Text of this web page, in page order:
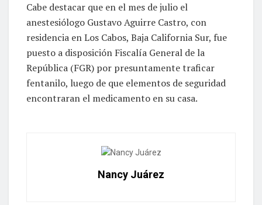
Cabe destacar que en el mes de julio el
anestesiólogo Gustavo Aguirre Castro, con
residencia en Los Cabos, Baja California Sur, fue
puesto a disposición Fiscalía General de la
República (FGR) por presuntamente traficar
fentanilo, luego de que elementos de seguridad
encontraran el medicamento en su casa.
Nancy Juárez